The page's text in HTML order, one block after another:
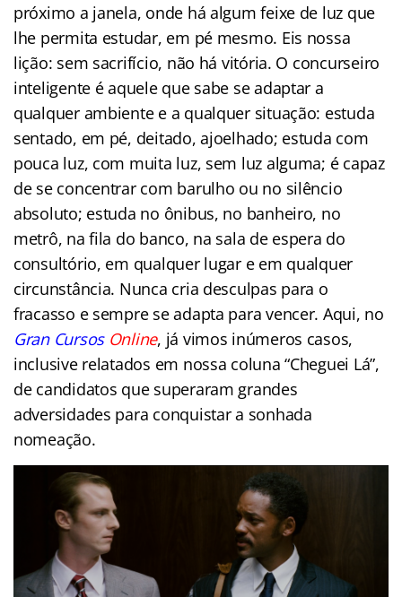
próximo a janela, onde há algum feixe de luz que
lhe permita estudar, em pé mesmo. Eis nossa
lição: sem sacrifício, não há vitória. O concurseiro
inteligente é aquele que sabe se adaptar a
qualquer ambiente e a qualquer situação: estuda
sentado, em pé, deitado, ajoelhado; estuda com
pouca luz, com muita luz, sem luz alguma; é capaz
de se concentrar com barulho ou no silêncio
absoluto; estuda no ônibus, no banheiro, no
metrô, na fila do banco, na sala de espera do
consultório, em qualquer lugar e em qualquer
circunstância. Nunca cria desculpas para o
fracasso e sempre se adapta para vencer. Aqui, no
Gran Cursos Online, já vimos inúmeros casos,
inclusive relatados em nossa coluna “Cheguei Lá”,
de candidatos que superaram grandes
adversidades para conquistar a sonhada
nomeação.